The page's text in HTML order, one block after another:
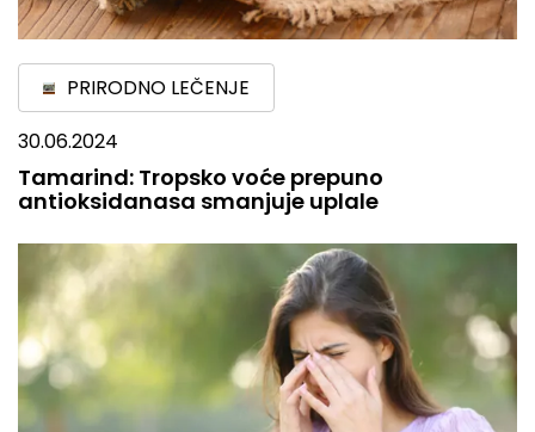
PRIRODNO LEČENJE
30.06.2024
Tamarind: Tropsko voće prepuno
antioksidanasa smanjuje uplale